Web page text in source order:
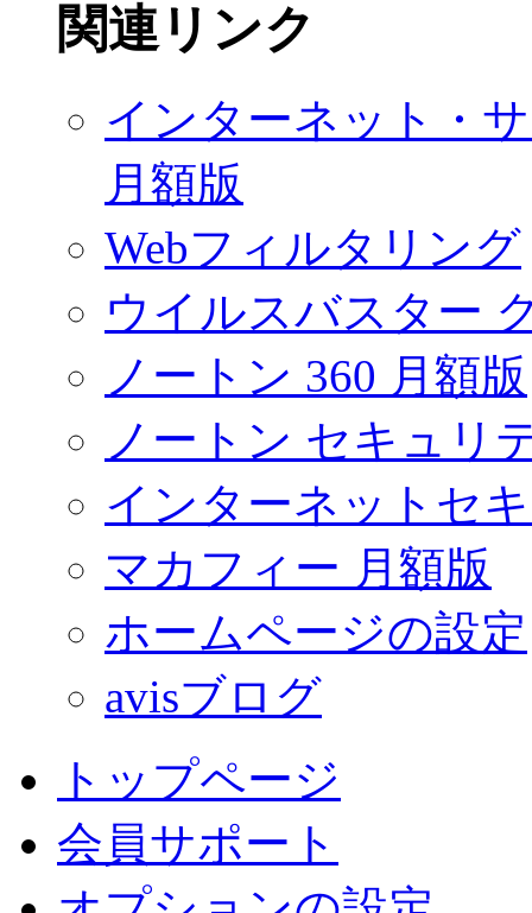
関連リンク
インターネット・
月額版
Webフィルタリング
ウイルスバスター
ノートン 360 月額版
ノートン セキュリ
インターネットセ
マカフィー 月額版
ホームページの設定
avisブログ
トップページ
会員サポート